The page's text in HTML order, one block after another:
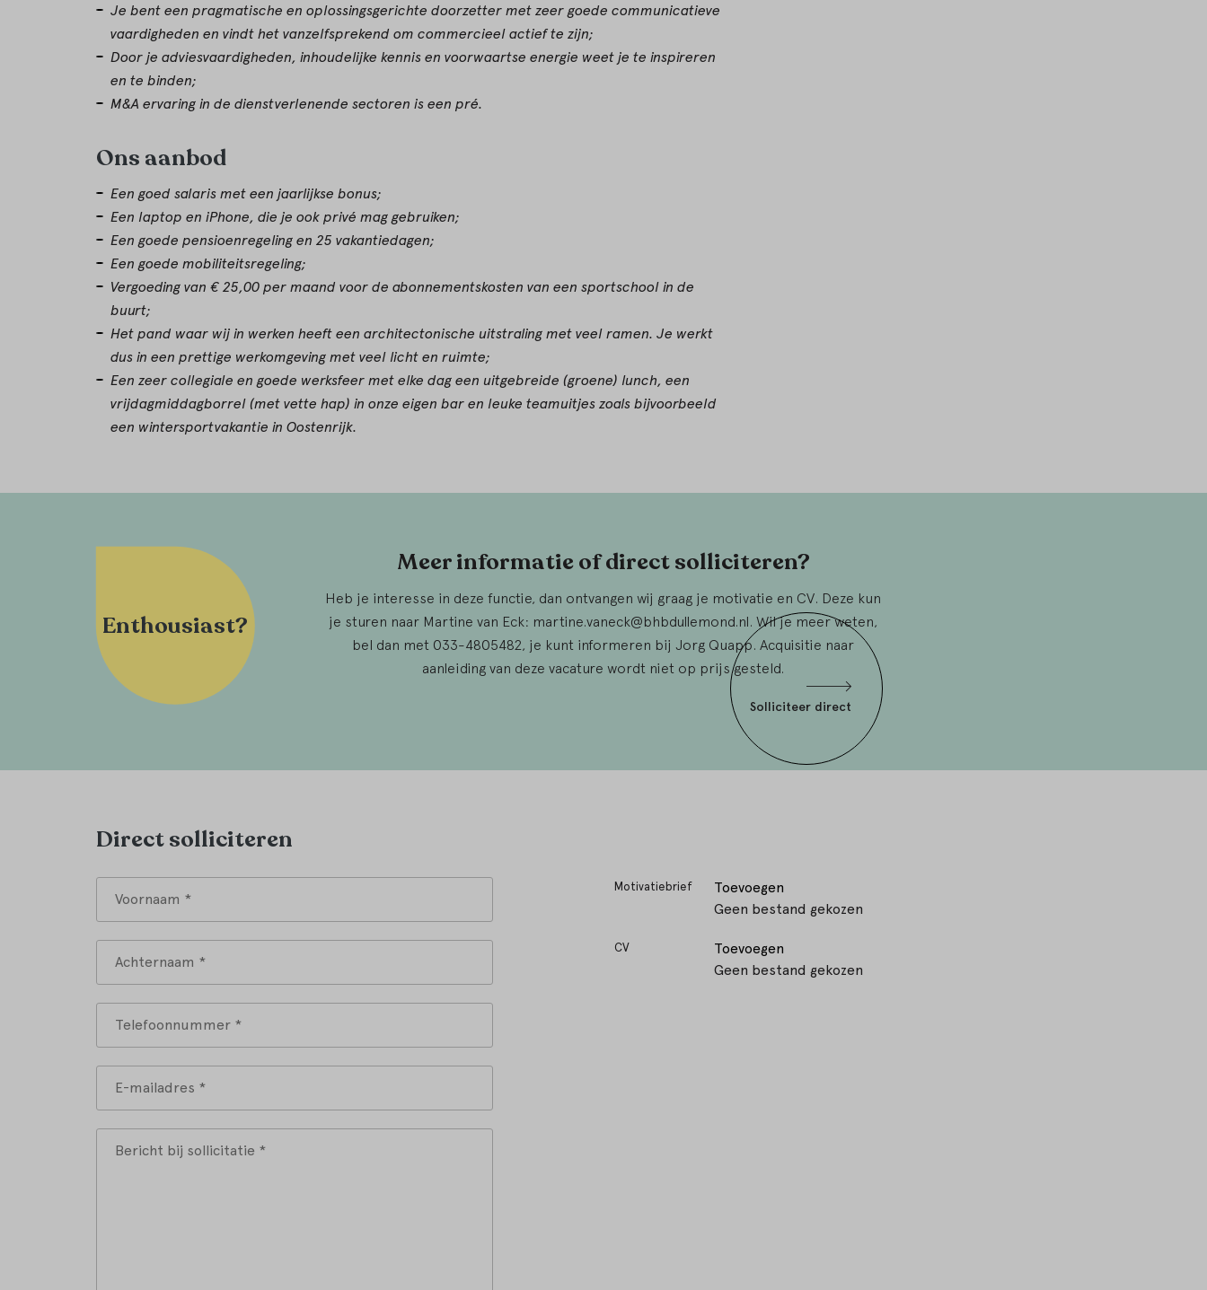
Je bent een pragmatische en oplossingsgerichte doorzetter met zeer goede communicatieve
vaardigheden en vindt het vanzelfsprekend om commercieel actief te zijn;
Door je adviesvaardigheden, inhoudelijke kennis en voorwaartse energie weet je te inspireren
en te binden;
M&A ervaring in de dienstverlenende sectoren is een pré.
Ons aanbod
Een goed salaris met een jaarlijkse bonus;
Een laptop en iPhone, die je ook privé mag gebruiken;
Een goede pensioenregeling en 25 vakantiedagen;
Een goede mobiliteitsregeling;
Vergoeding van € 25,00 per maand voor de abonnementskosten van een sportschool in de
buurt;
Het pand waar wij in werken heeft een architectonische uitstraling met veel ramen. Je werkt
dus in een prettige werkomgeving met veel licht en ruimte;
Een zeer collegiale en goede werksfeer met elke dag een uitgebreide (groene) lunch, een
vrijdagmiddagborrel (met vette hap) in onze eigen bar en leuke teamuitjes zoals bijvoorbeeld
een wintersportvakantie in Oostenrijk.
Enthousiast?
Meer informatie of direct solliciteren?
Heb je interesse in deze functie, dan ontvangen wij graag je motivatie en CV. Deze kun
je sturen naar Martine van Eck: martine.vaneck@bhbdullemond.nl. Wil je meer weten,
bel dan met 033-4805482, je kunt informeren bij Jorg Quapp. Acquisitie naar
aanleiding van deze vacature wordt niet op prijs gesteld.
Solliciteer direct
Direct solliciteren
Motivatiebrief
Toevoegen
Geen bestand gekozen
CV
Toevoegen
Geen bestand gekozen